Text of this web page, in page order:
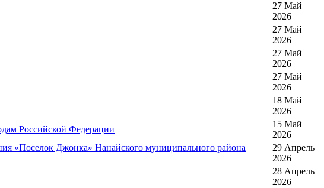
27 Май
2026
27 Май
2026
27 Май
2026
27 Май
2026
18 Май
2026
Российской Федерации
15 Май
2026
«Поселок Джонка» Нанайского муниципального района
29 Апрель
2026
28 Апрель
2026